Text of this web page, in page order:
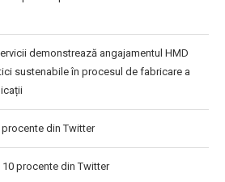
demonstrează angajamentul HMD
sustenabile în procesul de fabricare a
procente din Twitter
10 procente din Twitter